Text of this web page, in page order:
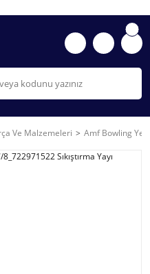
Ve Malzemeleri Amf Bowling